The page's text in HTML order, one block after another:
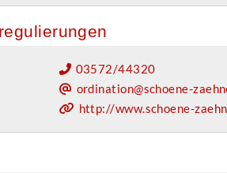
03572/44320
ordination@schoene-
http://www.schoene-